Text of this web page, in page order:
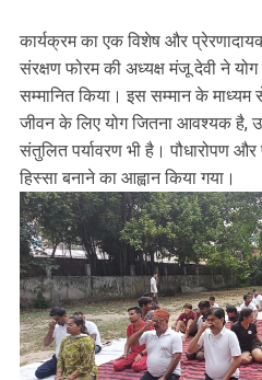
कार्यक्रम का एक विशेष और
संरक्षण फोरम की अध्यक्ष मंजू देवी ने
सम्मानित किया। इस सम्मान के
जीवन के लिए योग जितना आवश्यक है,
संतुलित पर्यावरण भी है। पौधारोपण
हिस्सा बनाने का आह्वान किया गया।